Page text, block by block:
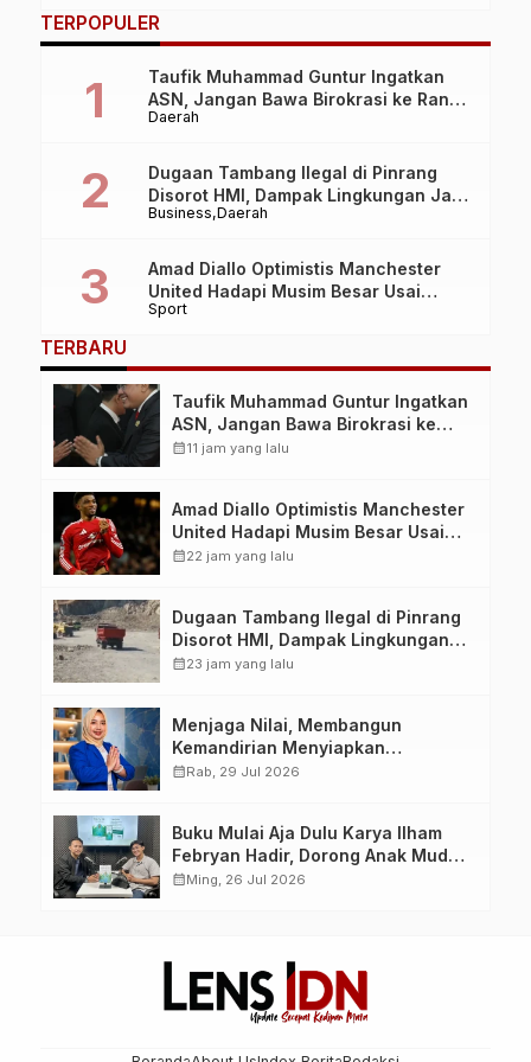
TERPOPULER
Daerah
Taufik Muhammad Guntur Ingatkan
ASN, Jangan Bawa Birokrasi ke Ranah
Politik Praktis
Business Daerah
Dugaan Tambang Ilegal di Pinrang
Disorot HMI, Dampak Lingkungan Jadi
Perhatian
Sport
Amad Diallo Optimistis Manchester
United Hadapi Musim Besar Usai
Imbang 1-1 Lawan PSG
TERBARU
Taufik Muhammad Guntur Ingatkan
ASN, Jangan Bawa Birokrasi ke
Ranah Politik Praktis
calendar_month11 jam yang lalu
Amad Diallo Optimistis Manchester
United Hadapi Musim Besar Usai
Imbang 1-1 Lawan PSG
calendar_month22 jam yang lalu
Dugaan Tambang Ilegal di Pinrang
Disorot HMI, Dampak Lingkungan
Jadi Perhatian
calendar_month23 jam yang lalu
Menjaga Nilai, Membangun
Kemandirian Menyiapkan
Kepemimpinan Ekonomi Perempuan
Jamaah
calendar_monthRab, 29 Jul 2026
Buku Mulai Aja Dulu Karya Ilham
Febryan Hadir, Dorong Anak Muda
Berhenti Menunda dan Mulai
calendar_monthMing, 26 Jul 2026